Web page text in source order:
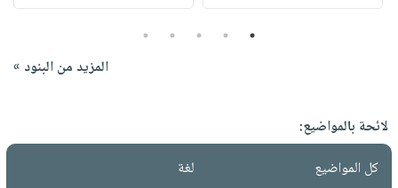
1
2
3
4
5
المزيد من البنود »
لائحة بالمواضيع:
كل المواضيع
لغة